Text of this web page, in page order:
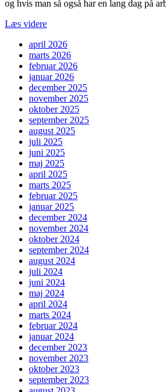
og hvis man så også har en lang dag på
Læs videre
april 2026
marts 2026
februar 2026
januar 2026
december 2025
november 2025
oktober 2025
september 2025
august 2025
juli 2025
juni 2025
maj 2025
april 2025
marts 2025
februar 2025
januar 2025
december 2024
november 2024
oktober 2024
september 2024
august 2024
juli 2024
juni 2024
maj 2024
april 2024
marts 2024
februar 2024
januar 2024
december 2023
november 2023
oktober 2023
september 2023